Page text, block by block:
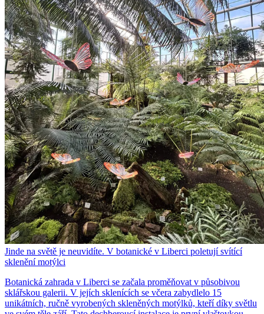
Jinde na světě je neuvidíte. V botanické v Liberci poletují svítící
sklenění motýlci
Botanická zahrada v Liberci se začala proměňovat v působivou
sklářskou galerii. V jejích sklenících se včera zabydlelo 15
unikátních, ručně vyrobených skleněných motýlků, kteří díky světlu